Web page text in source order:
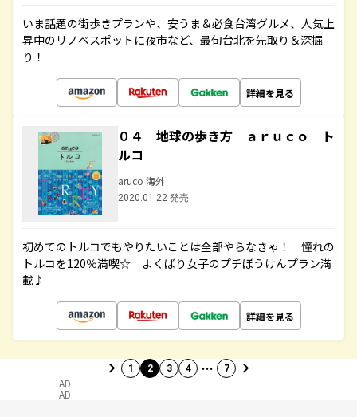
いま話題の街歩きプランや、安うま＆必食台湾グルメ、人気上
昇中のリノベスポットに夜市など、最旬台北を先取り＆深掘
り！
詳細を見る
０４ 地球の歩き方 ａｒｕｃｏ ト
ルコ
aruco 海外
2020.01.22 発売
初めてのトルコでもやりたいことは全部やらなきゃ！ 憧れの
トルコを120％満喫☆ よくばり女子のプチぼうけんプラン満
載♪
詳細を見る
1 2 3 4 … 7
AD
AD